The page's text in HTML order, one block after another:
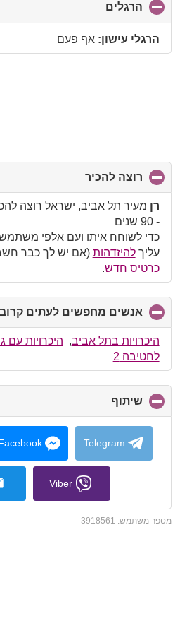
הרגלים
to
collapse
contents
הרגלי עישון: אף פעם
רוצה להכיר
to
collapse
רן
- 90 שנים
כדי לשוחח איתו ועם אלפי
עליךלהיזדהות (אם יש לך כבר
כרטיס חדש.
אנשים מחפשים לעתים
היכרויות בתל אביב, היכרויות עם
לחטיבה 2
שיתוף
to
collapse
contents
Telegram
Viber
מספר משתמש: 3918561